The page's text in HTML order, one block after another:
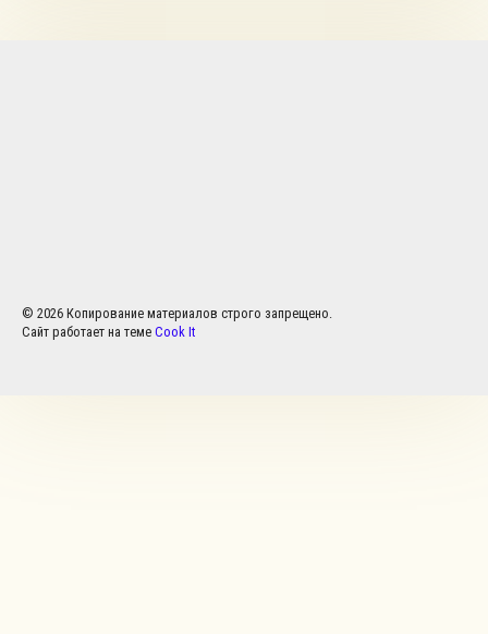
© 2026 Копирование материалов строго запрещено.
Сайт работает на теме Cook It